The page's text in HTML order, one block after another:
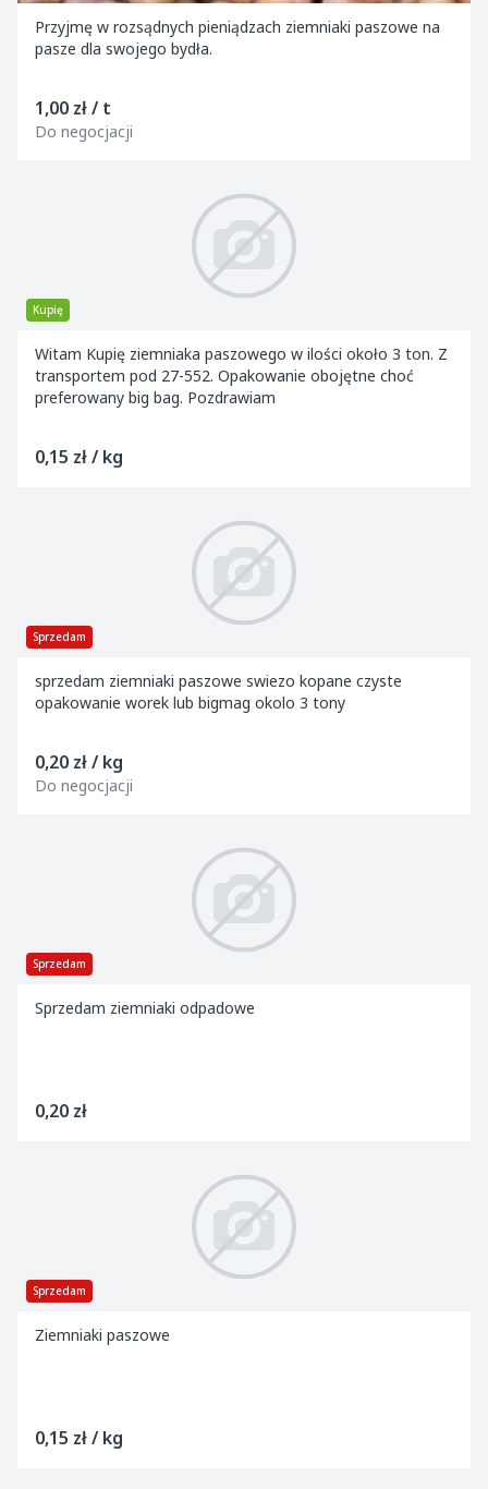
Przyjmę w rozsądnych pieniądzach ziemniaki paszowe na
pasze dla swojego bydła.
1,00 zł / t
Do negocjacji
Kupię
Witam Kupię ziemniaka paszowego w ilości około 3 ton. Z
transportem pod 27-552. Opakowanie obojętne choć
preferowany big bag. Pozdrawiam
0,15 zł / kg
Sprzedam
sprzedam ziemniaki paszowe swiezo kopane czyste
opakowanie worek lub bigmag okolo 3 tony
0,20 zł / kg
Do negocjacji
Sprzedam
Sprzedam ziemniaki odpadowe
0,20 zł
Sprzedam
Ziemniaki paszowe
0,15 zł / kg